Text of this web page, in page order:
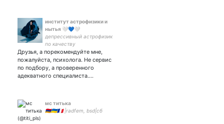
институт астрофизики и
нытья 🤍💙🤍
депрессивный астрофизик
по качеству
Друзья, а порекомендуйте мне,
пожалуйста, психолога. Не сервис
по подбору, а проверенного
адекватного специалиста.…
мс титька
🇦🇲🇺🇦🇨🇵 |radfem, bsd|сб